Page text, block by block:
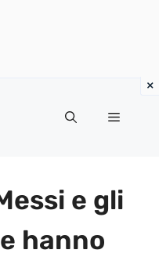
Menu
e gli
hanno